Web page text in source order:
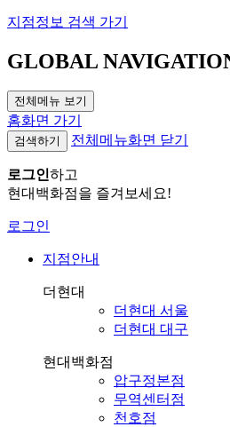
지점정보 검색 가기
GLOBAL
전체메뉴 보기
홈화면 가기
검색하기 전체메뉴화면 닫기
로그인하고
현대백화점을 즐겨보세요!
로그인
지점안내
더현대
더현대 서울
더현대 대구
현대백화점
압구정본점
무역센터점
천호점